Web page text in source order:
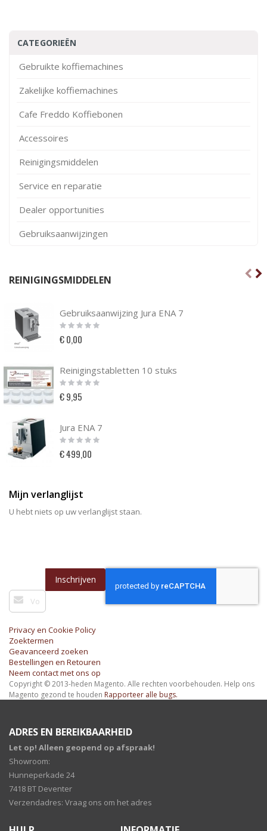
CATEGORIEËN
Gebruikte koffiemachines
Zakelijke koffiemachines
Cafe Freddo Koffiebonen
Accessoires
Reinigingsmiddelen
Service en reparatie
Dealer opportunities
Gebruiksaanwijzingen
REINIGINGSMIDDELEN
Gebruiksaanwijzing Jura ENA 7
Rating:
0%
€ 0,00
Reinigingstabletten 10 stuks
Rating:
0%
€ 9,95
Jura ENA 7
Rating:
0%
€ 499,00
Mijn verlanglijst
U hebt niets op uw verlanglijst staan.
Abonneer
op
onze
nieuwsbrief
Inschrijven
Privacy en Cookie Policy
Zoektermen
Geavanceerd zoeken
Bestellingen en Retouren
Neem contact met ons op
Copyright © 2013-heden Magento. Alle rechten voorbehouden. Help ons
Magento gezond te houden Rapporteer alle bugs.
ADRES EN BEREIKBAARHEID
Let op! Alleen geopend op afspraak!
Showroom:
Hunneperkade 24
7418 BT Deventer
Verzendadres: Vraag ons om het adres